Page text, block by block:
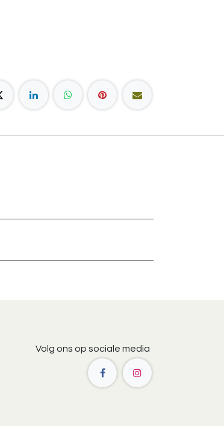
Volg ons op sociale media